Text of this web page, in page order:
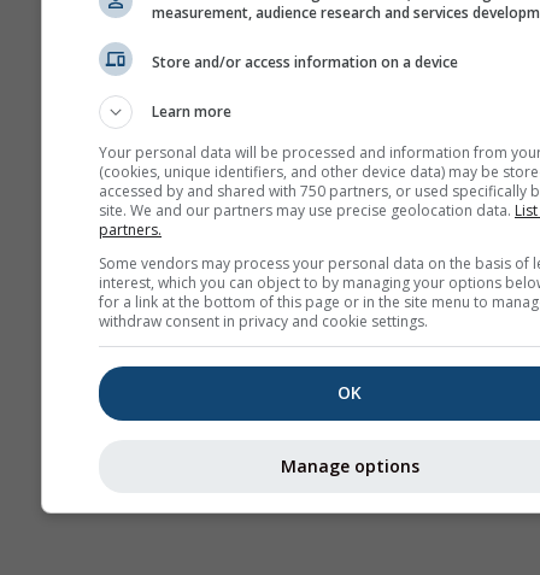
measurement, audience research and services
Store and/or access information on a device
Learn more
Your personal data will be processed and information from
(cookies, unique identifiers, and other device data) may be
accessed by and shared with 750 partners, or used specifically
site. We and our partners may use precise geolocation data.
partners.
Some vendors may process your personal data on the basis of
interest, which you can object to by managing your options
for a link at the bottom of this page or in the site menu to
withdraw consent in privacy and cookie settings.
OK
Manage options